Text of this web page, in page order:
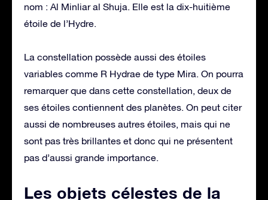
nom : Al Minliar al Shuja. Elle est la dix-huitième
étoile de l’Hydre.
La constellation possède aussi des étoiles
variables comme R Hydrae de type Mira. On pourra
remarquer que dans cette constellation, deux de
ses étoiles contiennent des planètes. On peut citer
aussi de nombreuses autres étoiles, mais qui ne
sont pas très brillantes et donc qui ne présentent
pas d’aussi grande importance.
Les objets célestes de la